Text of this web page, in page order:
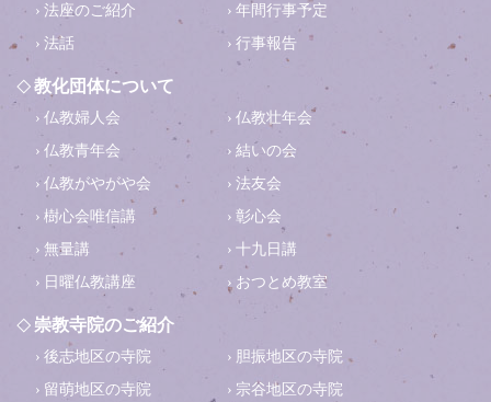
法座のご紹介
年間行事予定
法話
行事報告
教化団体について
仏教婦人会
仏教壮年会
仏教青年会
結いの会
仏教がやがや会
法友会
樹心会唯信講
彰心会
無量講
十九日講
日曜仏教講座
おつとめ教室
崇教寺院のご紹介
後志地区の寺院
胆振地区の寺院
留萌地区の寺院
宗谷地区の寺院